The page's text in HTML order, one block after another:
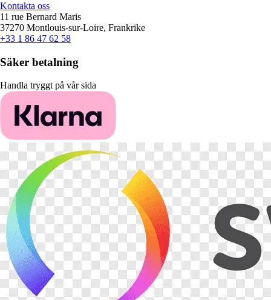
Kontakta oss
11 rue Bernard Maris
37270 Montlouis-sur-Loire, Frankrike
+33 1 86 47 62 58
Säker betalning
Handla tryggt på vår sida